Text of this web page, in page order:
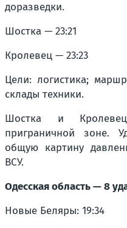
доразведки.
Шостка — 23:21
Кролевец — 23:23
Цели: логистика;
склады техники.
Шостка и
приграничной зоне.
общую картину
ВСУ.
Одесская область — 8
Новые Беляры: 19:34